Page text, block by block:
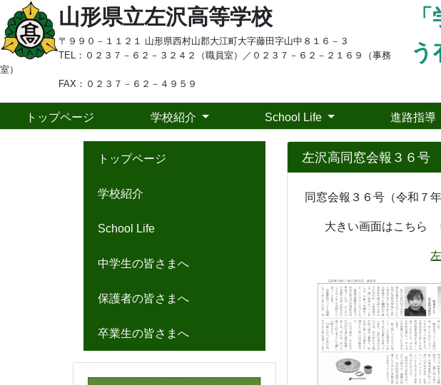
山形県立左沢高等学校
〒９９０－１１２１ 山形県西村山郡大江町大字藤田字山中８１６－３
TEL： ０２３７－６２－３２４２（職員室）／ ０２３７－６２－２１６９（事務
室）
FAX：０２３７－６２－４９５９
う
トップページ 学校紹介 School Life 進路指導
トップページ
学校紹介
School Life
中学生の皆さまへ
保護者の皆さまへ
卒業生の皆さまへ
左沢高同窓会報３６号
同窓会報３６号（令和７
大きい画面はこち